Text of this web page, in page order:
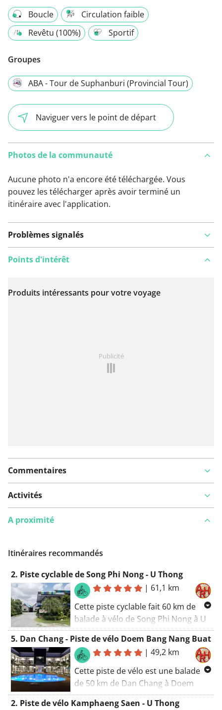
Boucle
Circulation faible
Revêtu (100%)
Sportif
Groupes
ABA - Tour de Suphanburi (Provincial Tour)
Naviguer vers le point de départ
Photos de la communauté
Aucune photo n'a encore été téléchargée. Vous
pouvez les télécharger après avoir terminé un
itinéraire avec l'application.
Problèmes signalés
Voir sur la carte
Points d'intérêt
Produits intéressants pour votre voyage
Publicité
Commentaires
Activités
A proximité
Itinéraires recommandés
2. Piste cyclable de Song Phi Nong - U Thong
| 61,1 km
Cette piste cyclable fait 60 km de
balade à vélo de Song Phi Nong à U
Thong à travers le district de
Phanom Tuan dans la province de
Suphan Buri, étant la deuxième
piste du Tour de Suphanburi. La
visite durera environ 3 à 4 heures
selon les conditions
météorologiques et votre condition
5. Dan Chang - Piste de vélo Doem Bang Nang Buat
|49,2 km
Cette piste de vélo est une balade
de 50 km de Dan Chang à Doem
Bang Nang Buat dans la province de
2. Piste de vélo Kamphaeng Saen - U Thong